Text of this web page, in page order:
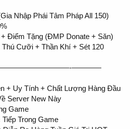
Nhập Phái Tâm Pháp All 150)
Điểm Tặng (ĐMP Donate + Săn)
Cưỡi + Thần Khí + Sét 120
————
+ Uy Tính + Chất Lượng Hàng Đầu
Server New Này
Game
Trong Game